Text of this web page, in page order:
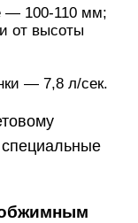
— 100-110 мм;
от высоты
— 7,8 л/сек.